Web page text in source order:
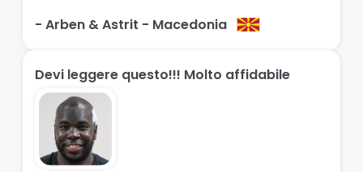
- Arben & Astrit - Macedonia
Devi leggere questo!!! Molto affidabile